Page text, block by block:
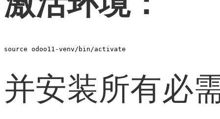
source odoo11-venv/bin/activate
并安装所有必